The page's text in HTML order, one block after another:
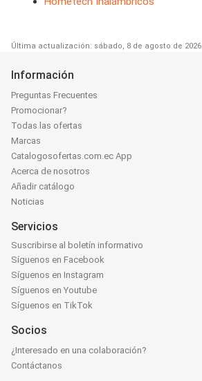
Última actualización: sábado, 8 de agosto de 2026
Información
Preguntas Frecuentes
Promocionar?
Todas las ofertas
Marcas
Catalogosofertas.com.ec App
Acerca de nosotros
Añadir catálogo
Noticias
Servicios
Suscribirse al boletín informativo
Síguenos en Facebook
Síguenos en Instagram
Síguenos en Youtube
Síguenos en TikTok
Socios
¿Interesado en una colaboración?
Contáctanos